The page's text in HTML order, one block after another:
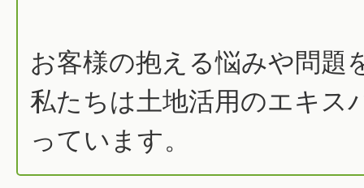
お客様の抱える悩みや問題
私たちは土地活用のエキス
っています。